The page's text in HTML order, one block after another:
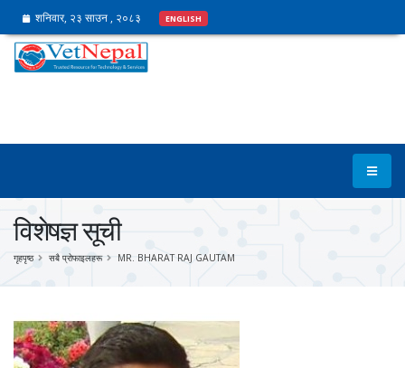
शनिवार, २३ साउन , २०८३ ENGLISH
विशेषज्ञ सूची
गृहपृष्ठ सबै प्रोफाइलहरू MR. BHARAT RAJ GAUTAM